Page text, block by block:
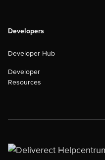
Developers
Developer Hub
Developer
Resources